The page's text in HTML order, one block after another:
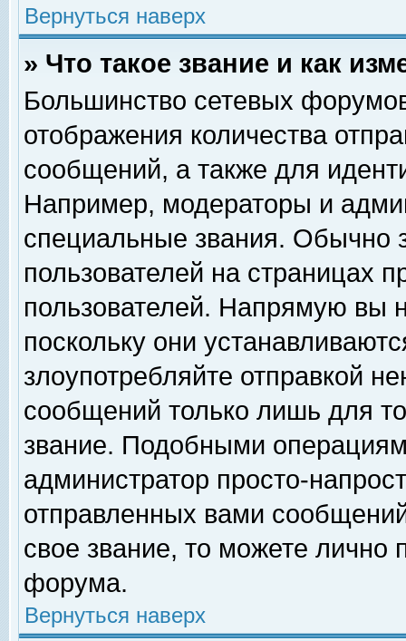
Вернуться наверх
» Что такое звание и как
Большинство сетевых
отображения количества
сообщений, а также для
Например, модераторы и
специальные звания. Обычно
пользователей на страницах
пользователей. Напрямую вы
поскольку они
злоупотребляйте отправкой
сообщений только лишь для
звание. Подобными
администратор просто-
отправленных вами
свое звание, то можете лично
форума.
Вернуться наверх